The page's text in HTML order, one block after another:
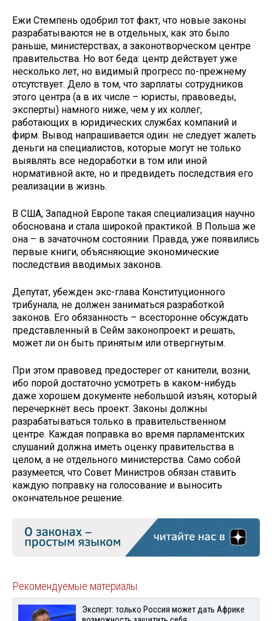
Ежи Стемпень одобрил тот факт, что новые законы
разрабатываются не в отдельных, как это было
раньше, министерствах, а законотворческом центре
правительства. Но вот беда: центр действует уже
несколько лет, но видимый прогресс по-прежнему
отсутствует. Дело в том, что зарплаты сотрудников
этого центра (а в их числе – юристы, правоведы,
эксперты) намного ниже, чем у их коллег,
работающих в юридических службах компаний и
фирм. Вывод напрашивается один: не следует жалеть
деньги на специалистов, которые могут не только
выявлять все недоработки в том или иной
нормативной акте, но и предвидеть последствия его
реализации в жизнь.
В США, Западной Европе такая специализация научно
обоснована и стала широкой практикой. В Польша же
она – в зачаточном состоянии. Правда, уже появились
первые книги, объясняющие экономические
последствия вводимых законов.
Депутат, убежден экс-глава Конституционного
трибунала, не должен заниматься разработкой
законов. Его обязанность – всесторонне обсуждать
представленный в Сейм законопроект и решать,
может ли он быть принятым или отвергнутым.
При этом правовед предостерег от канители, возни,
ибо порой достаточно усмотреть в каком-нибудь
даже хорошем документе небольшой изъян, который
перечеркнёт весь проект. Законы должны
разрабатываться только в правительственном
центре. Каждая поправка во время парламентских
слушаний должна иметь оценку правительства в
целом, а не отдельного министерства. Само собой
разумеется, что Совет Министров обязан ставить
каждую поправку на голосование и выносить
окончательное решение.
Рекомендуемые материалы
Эксперт: только Россия может дать Африке